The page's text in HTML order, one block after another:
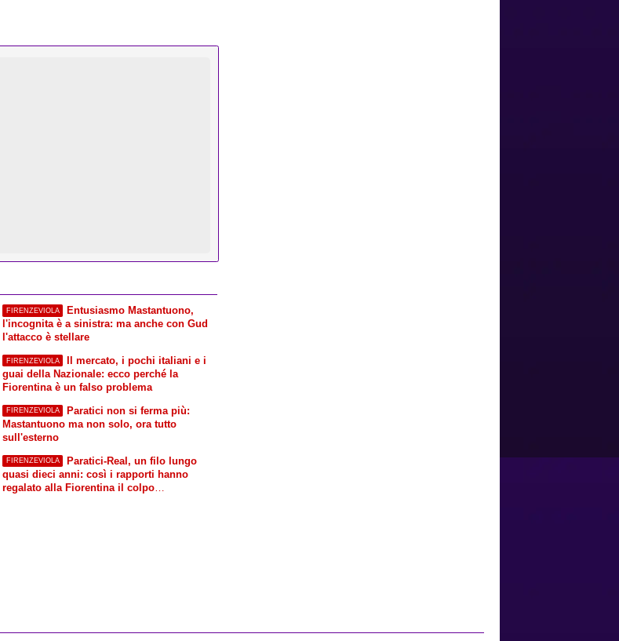
FIRENZEVIOLA
Entusiasmo Mastantuono,
l'incognita è a sinistra: ma anche con Gud
l'attacco è stellare
FIRENZEVIOLA
Il mercato, i pochi italiani e i
guai della Nazionale: ecco perché la
Fiorentina è un falso problema
FIRENZEVIOLA
Paratici non si ferma più:
Mastantuono ma non solo, ora tutto
sull'esterno
FIRENZEVIOLA
Paratici-Real, un filo lungo
quasi dieci anni: così i rapporti hanno
regalato alla Fiorentina il colpo